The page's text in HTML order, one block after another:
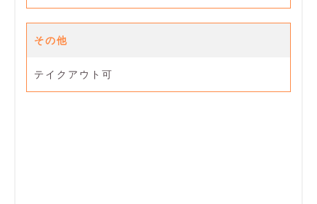
その他
テイクアウト可